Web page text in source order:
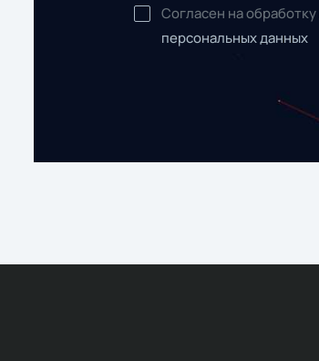
Согласен на обработку
персональных данных